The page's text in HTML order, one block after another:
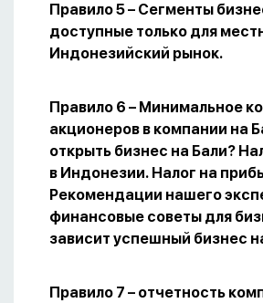
Правило 5 – Сегменты
доступные только для
Индонезийский рынок.
Правило 6 – Минимальное
акционеров в компании на
открыть бизнес на Бали?
в Индонезии. Налог на
Рекомендации нашего
финансовые советы для
зависит успешный бизнес
Правило 7 – отчетность